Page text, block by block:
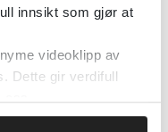
innsikt som gjør at
videoklipp av
Dette gir verdifull